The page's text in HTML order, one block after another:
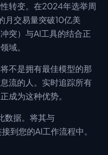
转变。在2024年选举周
月交易量突破10亿美
突）与AI工具的结合正
域。
不是拥有最佳模型的那
流的人。实时追踪所有
成为这种优势。
数据。将其与
到您的AI工作流程中。